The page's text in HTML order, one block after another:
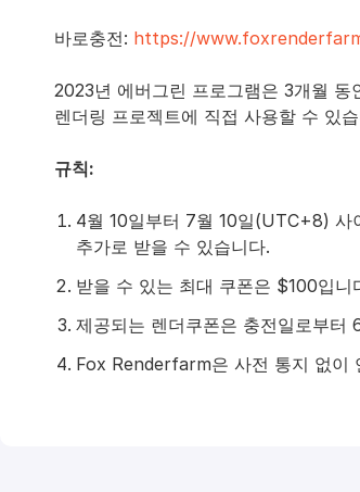
바로충전: https://
2023년 에버그린 프로그램은 3개월
렌더링 프로젝트에 직접 사용할 수 있
규칙:
4월 10일부터 7월 10일(UTC+8) 사
추가로 받을 수 있습니다.
받을 수 있는 최대 쿠폰은 $100입니
제공되는 렌더쿠폰은 충전일로부터
Fox Renderfarm은 사전 통지 없이